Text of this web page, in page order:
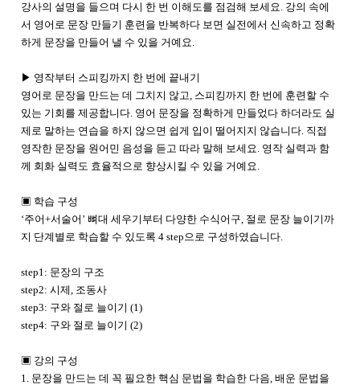
강사의 설명을 들으며 다시 한 번 이해도를 점검해 보세요. 강의 속에
서 영어로 문장 만들기 훈련을 반복하다 보면 실전에서 신속하고 정확
하게 문장을 만들어 낼 수 있을 거예요.
▶ 영작부터 스피킹까지 한 번에 끝내기
영어로 문장을 만드는 데 그치지 않고, 스피킹까지 한 번에 훈련할 수
있는 기회를 제공합니다. 영어 문장을 정확하게 만들었다 하더라도 실
제로 말하는 연습을 하지 않으면 쉽게 입이 떨어지지 않습니다. 직접
영작한 문장을 원어민 음성을 듣고 따라 말해 보세요. 영작 실력과 함
께 회화 실력도 효율적으로 향상시킬 수 있을 거예요.
▣ 학습 구성
‘주어+서술어 ’ 뼈대 세우기부터 다양한 수식어구, 절로 문장 늘이기까
지 단계별로 학습할 수 있도록 4 step으로 구성하였습니다.
step1: 문장의 구조
step2: 시제, 조동사
step3: 구와 절로 늘이기 (1)
step4: 구와 절로 늘이기 (2)
▣ 강의 구성
1. 문장을 만드는 데 꼭 필요한 핵심 문법을 학습한 다음, 배운 문법을